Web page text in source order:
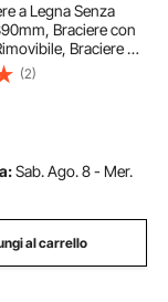
a Legna Senza
Braciere con
Braciere da
per Interni in
SUS430, per
Cortile
(2)
Sab. Ago. 8 - Mer.
al carrello